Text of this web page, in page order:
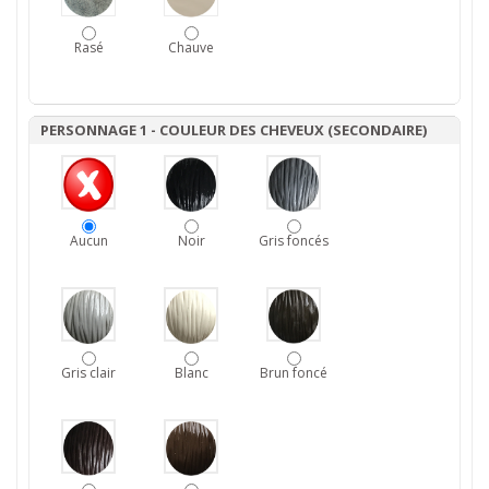
Rasé Chauve
PERSONNAGE 1 - COULEUR DES CHEVEUX (SECONDAIRE)
Aucun Noir Gris foncés
Gris clair Blanc Brun foncé